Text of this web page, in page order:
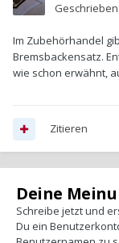
Geschrieben
Im Zubehörhandel
Bremsbackensatz.
wie schon erwähnt,
Zitieren
Deine
Schreibe jetzt und
Du ein